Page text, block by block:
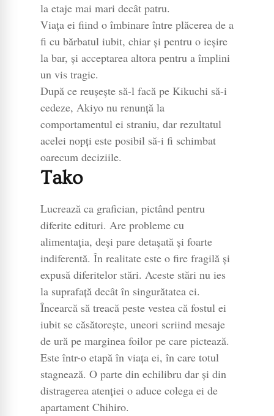
la etaje mai mari decât patru.
Viaţa ei fiind o îmbinare între plăcerea de a
fi cu bărbatul iubit, chiar şi pentru o ieşire
la bar, şi acceptarea altora pentru a împlini
un vis tragic.
După ce reuşeşte să-l facă pe Kikuchi să-i
cedeze, Akiyo nu renunţă la
comportamentul ei straniu, dar rezultatul
acelei nopţi este posibil să-i fi schimbat
oarecum deciziile.
Tako
Lucrează ca grafician, pictând pentru
diferite edituri. Are probleme cu
alimentaţia, deşi pare detaşată şi foarte
indiferentă. În realitate este o fire fragilă şi
expusă diferitelor stări. Aceste stări nu ies
la suprafaţă decât în singurătatea ei.
Încearcă să treacă peste vestea că fostul ei
iubit se căsătoreşte, uneori scriind mesaje
de ură pe marginea foilor pe care pictează.
Este într-o etapă în viaţa ei, în care totul
stagnează. O parte din echilibru dar şi din
distragerea atenţiei o aduce colega ei de
apartament Chihiro.